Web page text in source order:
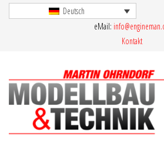
Deutsch
eMail:
Kontakt